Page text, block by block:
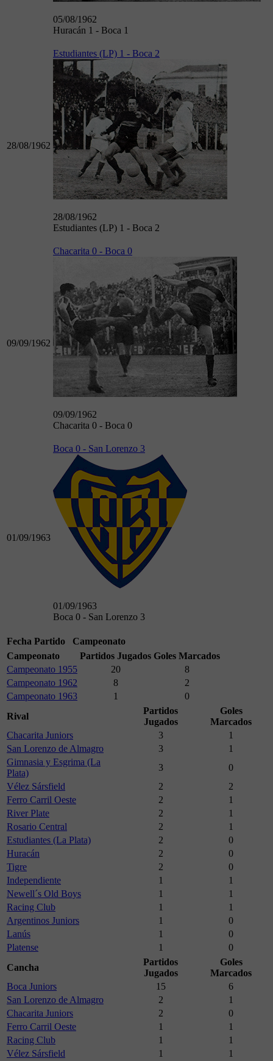
05/08/1962
Huracán 1 - Boca 1
28/08/1962
Estudiantes (LP) 1 - Boca 2
28/08/1962
Estudiantes (LP) 1 - Boca 2
09/09/1962
Chacarita 0 - Boca 0
09/09/1962
Chacarita 0 - Boca 0
01/09/1963
Boca 0 - San Lorenzo 3
01/09/1963
Boca 0 - San Lorenzo 3
Fecha Partido
Campeonato
Campeonato
Partidos Jugados Goles Marcados
Campeonato 1955
20
8
Campeonato 1962
8
2
Campeonato 1963
1
0
Rival
Partidos
Jugados
Goles
Marcados
Chacarita Juniors
3
1
San Lorenzo de Almagro
3
1
Gimnasia y Esgrima (La
Plata)
3
0
Vélez Sársfield
2
2
Ferro Carril Oeste
2
1
River Plate
2
1
Rosario Central
2
1
Estudiantes (La Plata)
2
0
Huracán
2
0
Tigre
2
0
Independiente
1
1
Newell´s Old Boys
1
1
Racing Club
1
1
Argentinos Juniors
1
0
Lanús
1
0
Platense
1
0
Cancha
Partidos
Jugados
Goles
Marcados
Boca Juniors
15
6
San Lorenzo de Almagro
2
1
Chacarita Juniors
2
0
Ferro Carril Oeste
1
1
Racing Club
1
1
Vélez Sársfield
1
1